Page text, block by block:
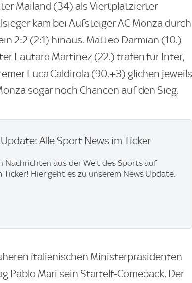
Mailand (34) als Viertplatzierter
kam bei Aufsteiger AC Monza durch
2:2 (2:1) hinaus. Matteo Darmian (10.)
Lautaro Martinez (22.) trafen für Inter,
Luca Caldirola (90.+3) glichen jeweils
sogar noch Chancen auf den Sieg.
Alle Sport News im Ticker
Nachrichten aus der Welt des Sports auf
Ticker! Hier geht es zu unserem News Update.
italienischen Ministerpräsidenten
Pablo Mari sein Startelf-Comeback. Der